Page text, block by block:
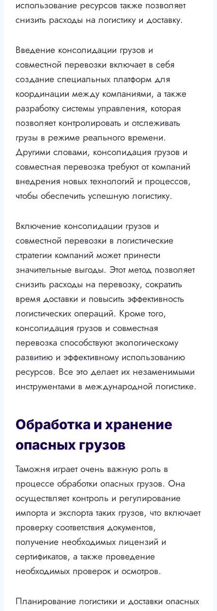
использование ресурсов также позволяет
снизить расходы на логистику и доставку.
Введение консолидации грузов и
совместной перевозки включает в себя
создание специальных платформ для
координации между компаниями, а также
разработку системы управления, которая
позволяет контролировать и отслеживать
грузы в режиме реального времени.
Другими словами, консолидация грузов и
совместная перевозка требуют от компаний
внедрения новых технологий и процессов,
чтобы обеспечить успешную логистику.
Включение консолидации грузов и
совместной перевозки в логистические
стратегии компаний может принести
значительные выгоды. Этот метод позволяет
снизить расходы на перевозку, сократить
время доставки и повысить эффективность
логистических операций. Кроме того,
консолидация грузов и совместная
перевозка способствуют экологическому
развитию и эффективному использованию
ресурсов. Все это делает их незаменимыми
инструментами в международной логистике.
Обработка и хранение
опасных грузов
Таможня играет очень важную роль в
процессе обработки опасных грузов. Она
осуществляет контроль и регулирование
импорта и экспорта таких грузов, что включает
проверку соответствия документов,
получение необходимых лицензий и
сертификатов, а также проведение
необходимых проверок и осмотров.
Планирование логистики и доставки опасных